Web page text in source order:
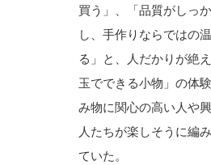
買う」、「品質がしっ
し、手作りならではの
る」と、人だかりが絶
玉でできる小物」の体
み物に関心の高い人や
人たちが楽しそうに編
ていた。